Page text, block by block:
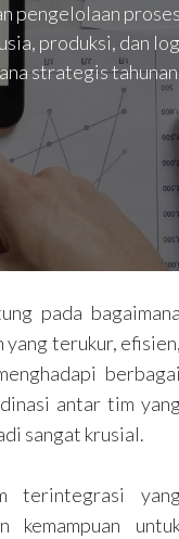
pengelolaan
produksi, dan
strategis
pada bagaimana
yang terukur, efisien,
berbagai
antar tim yang
sangat krusial.
terintegrasi yang
kemampuan